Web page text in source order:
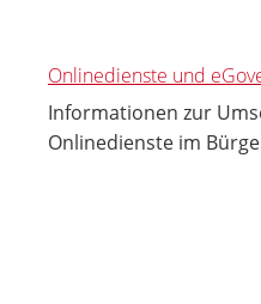
Onlinedienste und
Informationen zur
Onlinedienste im